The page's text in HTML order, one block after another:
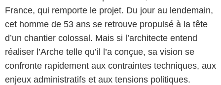
France, qui remporte le projet. Du jour au lendemain,
cet homme de 53 ans se retrouve propulsé à la tête
d’un chantier colossal. Mais si l’architecte entend
réaliser l’Arche telle qu’il l’a conçue, sa vision se
confronte rapidement aux contraintes techniques, aux
enjeux administratifs et aux tensions politiques.